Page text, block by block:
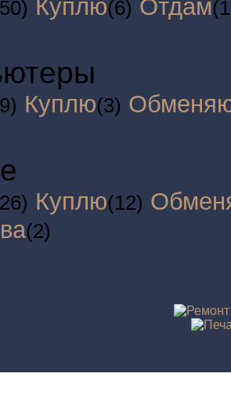
Куплю(6) Отдам
Куплю(3)
Куплю(12)
(2)